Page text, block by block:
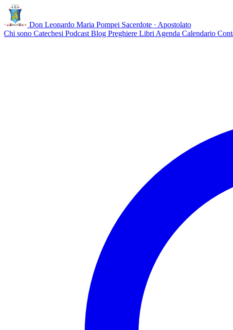
Don Leonardo Maria Pompei Sacerdote · Apostolato
Chi sono Catechesi Podcast Blog Preghiere Libri Agenda Calendario